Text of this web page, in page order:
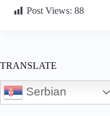
Post Views: 88
TRANSLATE
Serbian